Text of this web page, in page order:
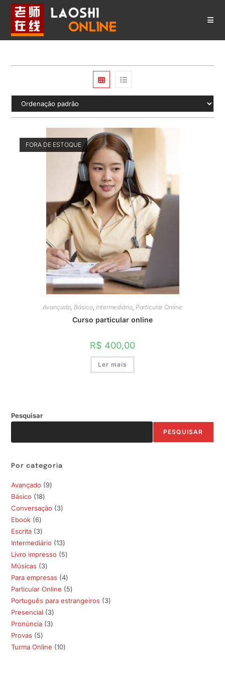
FORA DE ESTOQUE
Avançado, Básico, Intermediário, Particular Online
Curso particular online
R$ 400,00
Ler mais
Pesquisar
PESQUISAR
Por categoria
Avançado 99
Básico 1818
produtos
Conversação 33
Ebook 66
produtos
Escrita 33
produtos
Intermediário 1313
produtos
Livro impresso 55
Músicas 33
produtos
Para empresas 44
produtos
Particular Online 55
produtos
Português para estrangeiros 33
Presencial 33
produtos
Pronúncia 33
Provas 55
produtos
Turma Online 1010